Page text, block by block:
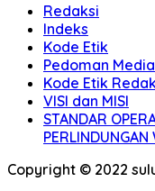
Redaksi
Indeks
Kode Etik
Pedoman
Kode Etik
VISI dan MISI
STANDAR
Copyright © 2022